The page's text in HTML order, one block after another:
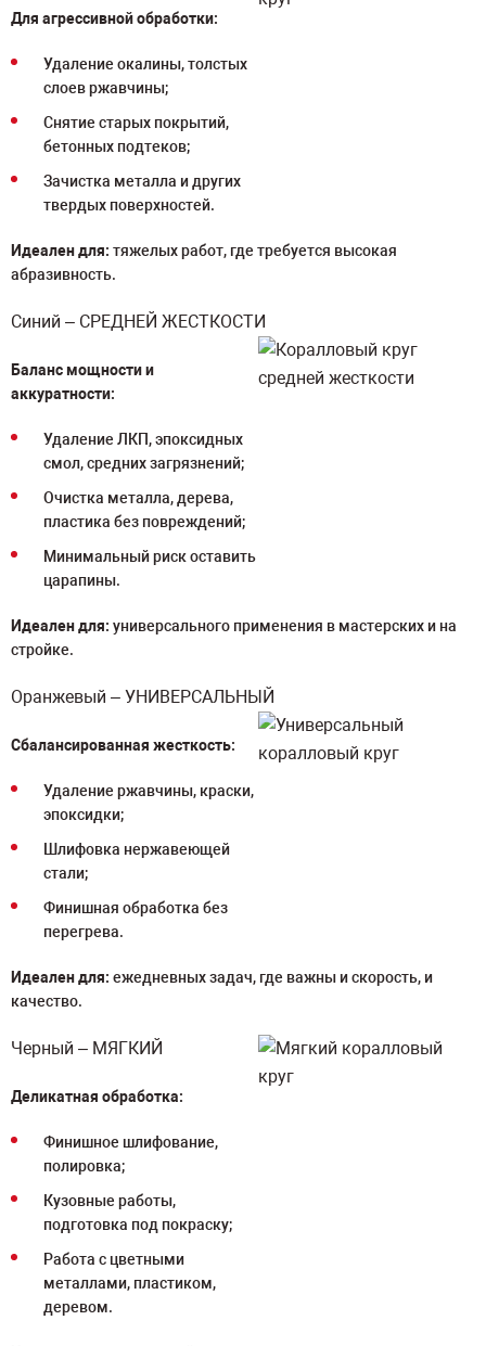
Для агрессивной обработки:
Удаление окалины, толстых
слоев ржавчины;
Снятие старых покрытий,
бетонных подтеков;
Зачистка металла и других
твердых поверхностей.
Идеален для: тяжелых работ, где требуется высокая
абразивность.
Синий – СРЕДНЕЙ ЖЕСТКОСТИ
Баланс мощности и
аккуратности:
Удаление ЛКП, эпоксидных
смол, средних загрязнений;
Очистка металла, дерева,
пластика без повреждений;
Минимальный риск оставить
царапины.
Идеален для: универсального применения в мастерских и на
стройке.
Оранжевый – УНИВЕРСАЛЬНЫЙ
Сбалансированная жесткость:
Удаление ржавчины, краски,
эпоксидки;
Шлифовка нержавеющей
стали;
Финишная обработка без
перегрева.
Идеален для: ежедневных задач, где важны и скорость, и
качество.
Черный – МЯГКИЙ
Деликатная обработка:
Финишное шлифование,
полировка;
Кузовные работы,
подготовка под покраску;
Работа с цветными
металлами, пластиком,
деревом.